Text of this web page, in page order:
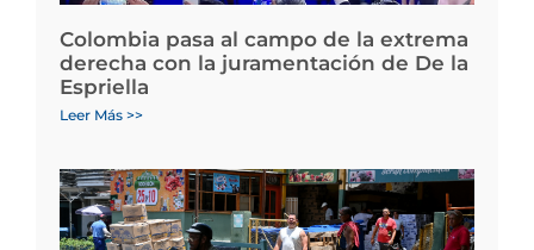
Colombia pasa al campo de la extrema
derecha con la juramentación de De la
Espriella
Leer Más >>